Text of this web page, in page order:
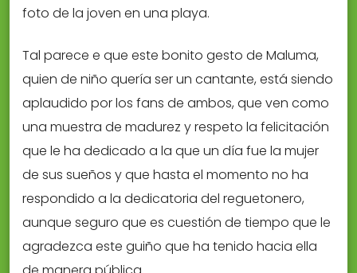
foto de la joven en una playa.
Tal parece e que este bonito gesto de Maluma,
quien de niño quería ser un cantante, está siendo
aplaudido por los fans de ambos, que ven como
una muestra de madurez y respeto la felicitación
que le ha dedicado a la que un día fue la mujer
de sus sueños y que hasta el momento no ha
respondido a la dedicatoria del reguetonero,
aunque seguro que es cuestión de tiempo que le
agradezca este guiño que ha tenido hacia ella